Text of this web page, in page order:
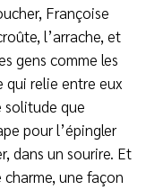
Françoise
l’arrache, et
gens comme les
qui relie entre eux
solitude que
pour l’épingler
dans un sourire. Et
une façon